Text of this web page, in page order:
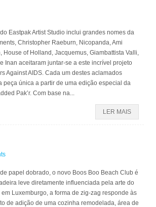
Eastpak Artist Studio inclui grandes nomes da
Christopher Raeburn, Nicopanda, Ami
House of Holland, Jacquemus, Giambattista Valli,
Inan aceitaram juntar-se a este incrível projeto
Against AIDS. Cada um destes aclamados
peça única a partir de uma edição especial da
Pak’r. Com base na...
LER MAIS
papel dobrado, o novo Boos Boo Beach Club é
leve diretamente influenciada pela arte do
Luxemburgo, a forma de zig-zag responde às
de adição de uma cozinha remodelada, área de